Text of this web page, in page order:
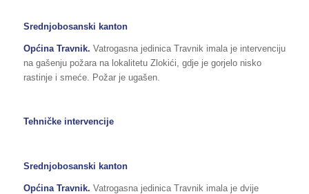
Srednjobosanski kanton
Općina Travnik. Vatrogasna jedinica Travnik imala je intervenciju
na gašenju požara na lokalitetu Zlokići, gdje je gorjelo nisko
rastinje i smeće. Požar je ugašen.
Tehničke intervencije
Srednjobosanski kanton
Općina Travnik. Vatrogasna jedinica Travnik imala je dvije